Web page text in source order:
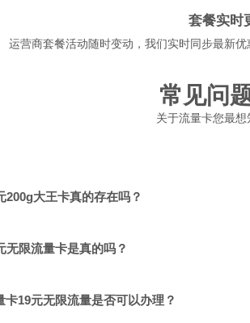
套餐实时
运营商套餐活动随时变动，我们实时同步最新
常见问
关于流量卡您最
200g大王卡真的存在吗？
无限流量卡是真的吗？
卡19元无限流量是否可以办理？